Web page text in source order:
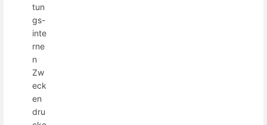
tun
gs-
inte
rne
n
Zw
eck
en
dru